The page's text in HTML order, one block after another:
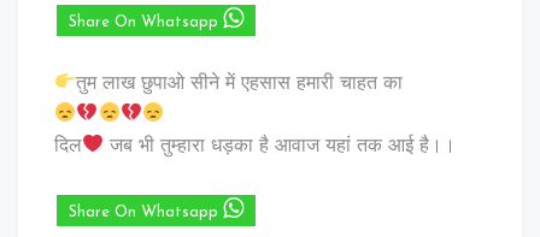
Share On Whatsapp
तुम लाख छुपाओ सीने में एहसास हमारी चाहत का
दिल जब भी तुम्हारा धड़का है आवाज यहां तक आई है।।
Share On Whatsapp